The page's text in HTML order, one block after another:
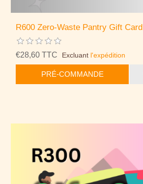
R600 Zero-Waste Pantry Gift Card
€28,60 TTC Excluant l'expédition
PRÉ-COMMANDE